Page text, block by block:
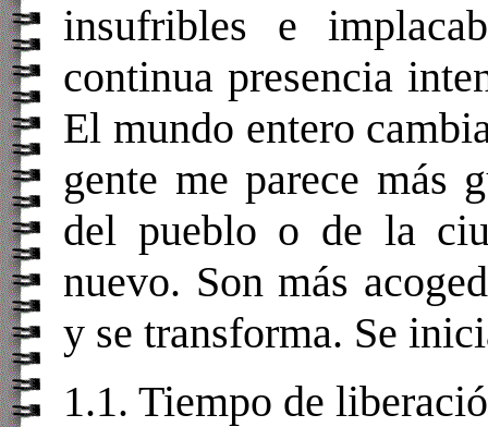
insufribles e
continua presencia
El mundo entero
gente me parece más
del pueblo o de la
nuevo. Son más
y se transforma. Se
1.1. Tiempo de